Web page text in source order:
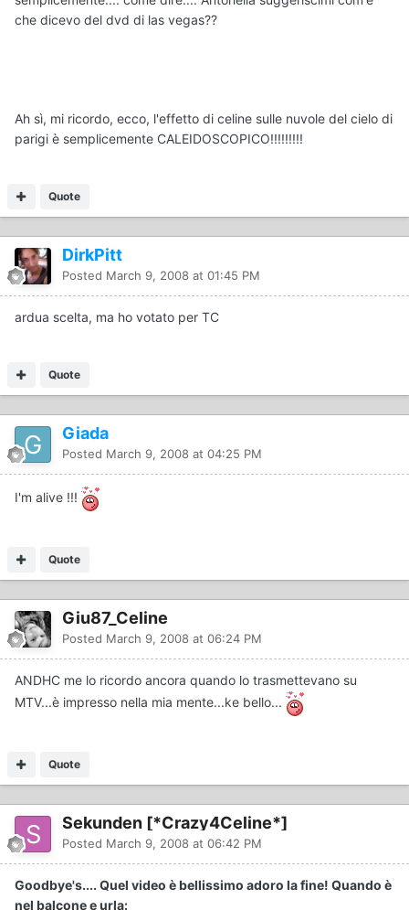
che dicevo del dvd di las vegas??
Ah sì, mi ricordo, ecco, l'effetto di celine sulle nuvole del cielo di
parigi è semplicemente CALEIDOSCOPICO!!!!!!!!!
Quote
DirkPitt
Posted March 9, 2008 at 01:45 PM
ardua scelta, ma ho votato per TC
Quote
Giada
Posted March 9, 2008 at 04:25 PM
I'm alive !!!
Quote
Giu87_Celine
Posted March 9, 2008 at 06:24 PM
ANDHC me lo ricordo ancora quando lo trasmettevano su
MTV...è impresso nella mia mente...ke bello...
Quote
Sekunden [*Crazy4Celine*]
Posted March 9, 2008 at 06:42 PM
Goodbye's.... Quel video è bellissimo adoro la fine! Quando è
nel balcone e urla: